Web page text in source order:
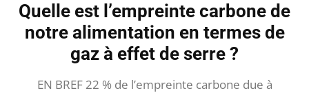
Quelle est l’empreinte carbone de
notre alimentation en termes de
gaz à effet de serre ?
EN BREF 22 % de l’empreinte carbone due à